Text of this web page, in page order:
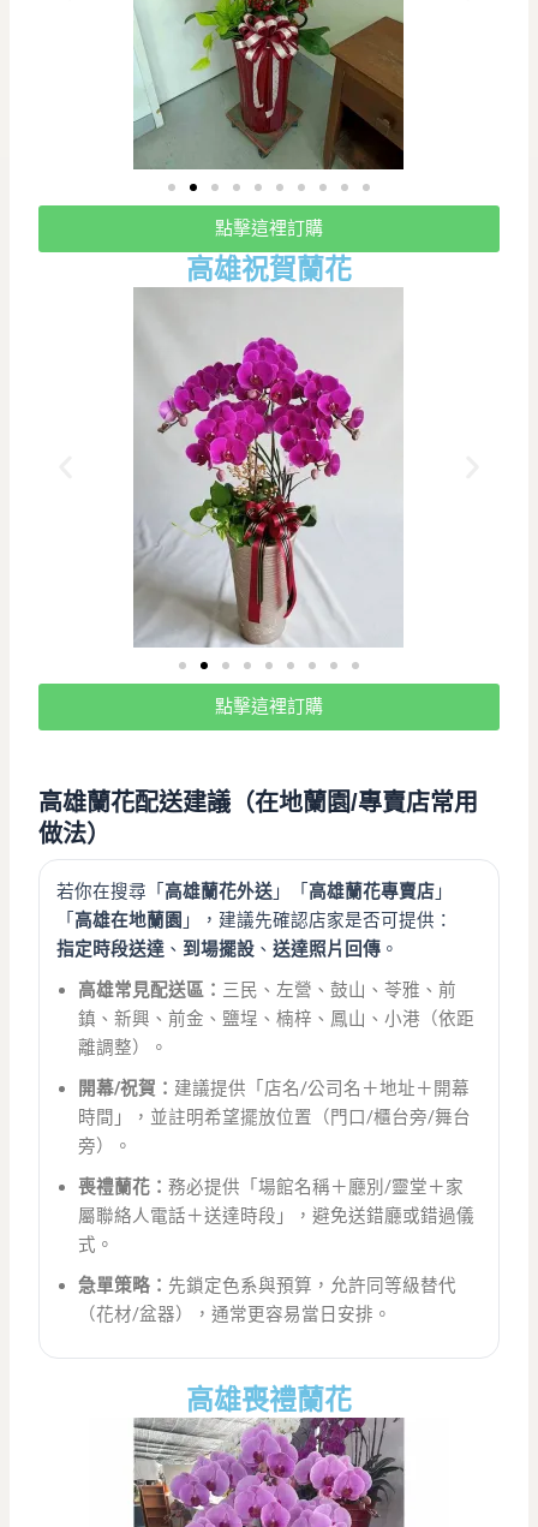
點擊這裡訂購
高雄祝賀蘭花
點擊這裡訂購
高雄蘭花配送建議（在地蘭園/專賣店常用
做法）
若你在搜尋「高雄蘭花外送 」「高雄蘭花專賣店 」
「高雄在地蘭園 」，建議先確認店家是否可提供：
指定時段送達 、 到場擺設 、送達照片回傳 。
高雄常見配送區： 三民、左營、鼓山、苓雅、前
鎮、新興、前金、鹽埕、楠梓、鳳山、小港（依距
離調整）。
開幕/祝賀： 建議提供「店名/公司名＋地址＋開幕
時間」，並註明希望擺放位置（門口/櫃台旁/舞台
旁）。
喪禮蘭花：務必提供「場館名稱＋廳別/靈堂＋家
屬聯絡人電話＋送達時段」，避免送錯廳或錯過儀
式。
急單策略： 先鎖定色系與預算，允許同等級替代
（花材/盆器），通常更容易當日安排。
高雄喪禮蘭花